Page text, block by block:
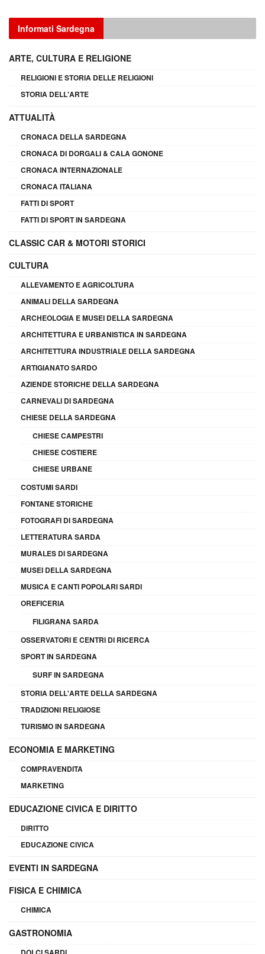
Informati Sardegna
ARTE, CULTURA E RELIGIONE
RELIGIONI E STORIA DELLE RELIGIONI
STORIA DELL'ARTE
ATTUALITÀ
CRONACA DELLA SARDEGNA
CRONACA DI DORGALI & CALA GONONE
CRONACA INTERNAZIONALE
CRONACA ITALIANA
FATTI DI SPORT
FATTI DI SPORT IN SARDEGNA
CLASSIC CAR & MOTORI STORICI
CULTURA
ALLEVAMENTO E AGRICOLTURA
ANIMALI DELLA SARDEGNA
ARCHEOLOGIA E MUSEI DELLA SARDEGNA
ARCHITETTURA E URBANISTICA IN SARDEGNA
ARCHITETTURA INDUSTRIALE DELLA SARDEGNA
ARTIGIANATO SARDO
AZIENDE STORICHE DELLA SARDEGNA
CARNEVALI DI SARDEGNA
CHIESE DELLA SARDEGNA
CHIESE CAMPESTRI
CHIESE COSTIERE
CHIESE URBANE
COSTUMI SARDI
FONTANE STORICHE
FOTOGRAFI DI SARDEGNA
LETTERATURA SARDA
MURALES DI SARDEGNA
MUSEI DELLA SARDEGNA
MUSICA E CANTI POPOLARI SARDI
OREFICERIA
FILIGRANA SARDA
OSSERVATORI E CENTRI DI RICERCA
SPORT IN SARDEGNA
SURF IN SARDEGNA
STORIA DELL'ARTE DELLA SARDEGNA
TRADIZIONI RELIGIOSE
TURISMO IN SARDEGNA
ECONOMIA E MARKETING
COMPRAVENDITA
MARKETING
EDUCAZIONE CIVICA E DIRITTO
DIRITTO
EDUCAZIONE CIVICA
EVENTI IN SARDEGNA
FISICA E CHIMICA
CHIMICA
GASTRONOMIA